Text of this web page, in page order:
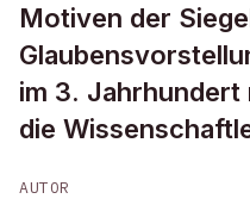
Motiven der
im 3. Jahrhundert
die
AUTOR